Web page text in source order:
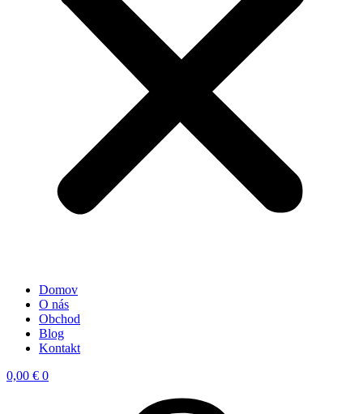
Domov
O nás
Obchod
Blog
Kontakt
0,00 € 0